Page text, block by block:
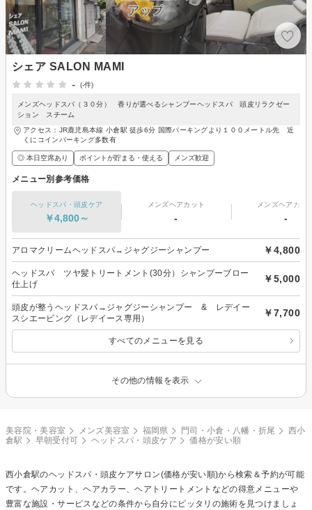
シェア SALON MAMI
-
(-件)
メンズヘッドスパ（３０分） 香りが選べるシャンプーヘッドスパ 頭皮リラクゼー
ション スチーム
アクセス：JR鹿児島本線 小倉駅 徒歩6分 国際パーキングより１００メートル先 近
くにコインパーキング多数有
◎ 本日空席あり ポイントが貯まる・使える メンズ歓迎
メニュー別参考価格
ヘッドスパ・頭皮ケア
￥4,800～
メンズヘアカット
-
メンズヘアカラ
-
アロマクリームヘッドスパ→ジャグジーシャンプー ￥4,800
ヘッドスパ ツヤ髪トリートメント(30分）シャンプーブロー
仕上げ
￥5,000
頭皮が整うヘッドスパ→ジャグジーシャンプー & レデイー
スシエービング（レデイース専用）
￥7,700
すべてのメニューを見る
その他の情報を表示
美容院・美容室 メンズ美容室 福岡県 門司・小倉・八幡・折尾
西小
倉駅
早朝受付可 ヘッドスパ・頭皮ケア 価格が安い順
西小倉駅のヘッドスパ・頭皮ケアサロン(価格が安い順)から検索＆予約が可能
です。ヘアカット、ヘアカラー、ヘアトリートメントなどの得意メニューや
豊富な施設・サービスなどの条件から自分にピッタリの施術を見つけましょ